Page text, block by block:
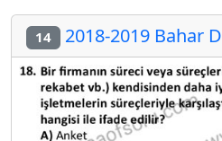
14 2018-2019 Bahar